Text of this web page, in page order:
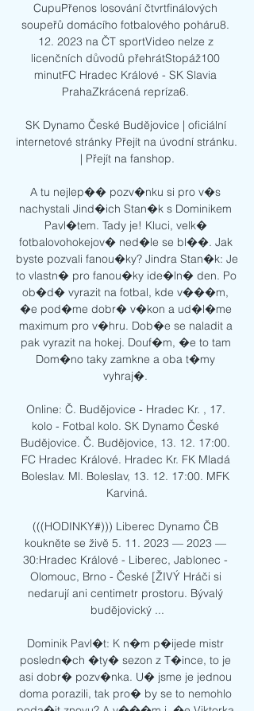
CupuPřenos losování čtvrtfinálových
soupeřů domácího fotbalového poháru8.
12. 2023 na ČT sportVideo nelze z
licenčních důvodů přehrátStopáž100
minutFC Hradec Králové - SK Slavia
PrahaZkrácená repríza6.
SK Dynamo České Budějovice | oficiální
internetové stránky Přejít na úvodní stránku.
| Přejít na fanshop.
A tu nejlep�� pozv�nku si pro v�s
nachystali Jind�ich Stan�k s Dominikem
Pavl�tem. Tady je! Kluci, velk�
fotbalovohokejov� ned�le se bl��. Jak
byste pozvali fanou�ky? Jindra Stan�k: Je
to vlastn� pro fanou�ky ide�ln� den. Po
ob�d� vyrazit na fotbal, kde v���m,
�e pod�me dobr� v�kon a ud�l�me
maximum pro v�hru. Dob�e se naladit a
pak vyrazit na hokej. Douf�m, �e to tam
Dom�no taky zamkne a oba t�my
vyhraj�.
Online: Č. Budějovice - Hradec Kr. , 17.
kolo - Fotbal kolo. SK Dynamo České
Budějovice. Č. Budějovice, 13. 12. 17:00.
FC Hradec Králové. Hradec Kr. FK Mladá
Boleslav. Ml. Boleslav, 13. 12. 17:00. MFK
Karviná.
(((HODINKY#))) Liberec Dynamo ČB
koukněte se živě 5. 11. 2023 — 2023 —
30:Hradec Králové - Liberec, Jablonec -
Olomouc, Brno - České [ŽIVÝ Hráči si
nedarují ani centimetr prostoru. Bývalý
budějovický ...
Dominik Pavl�t: K n�m p�ijede mistr
posledn�ch �ty� sezon z T�ince, to je
asi dobr� pozv�nka. U� jsme je jednou
doma porazili, tak pro� by se to nemohlo